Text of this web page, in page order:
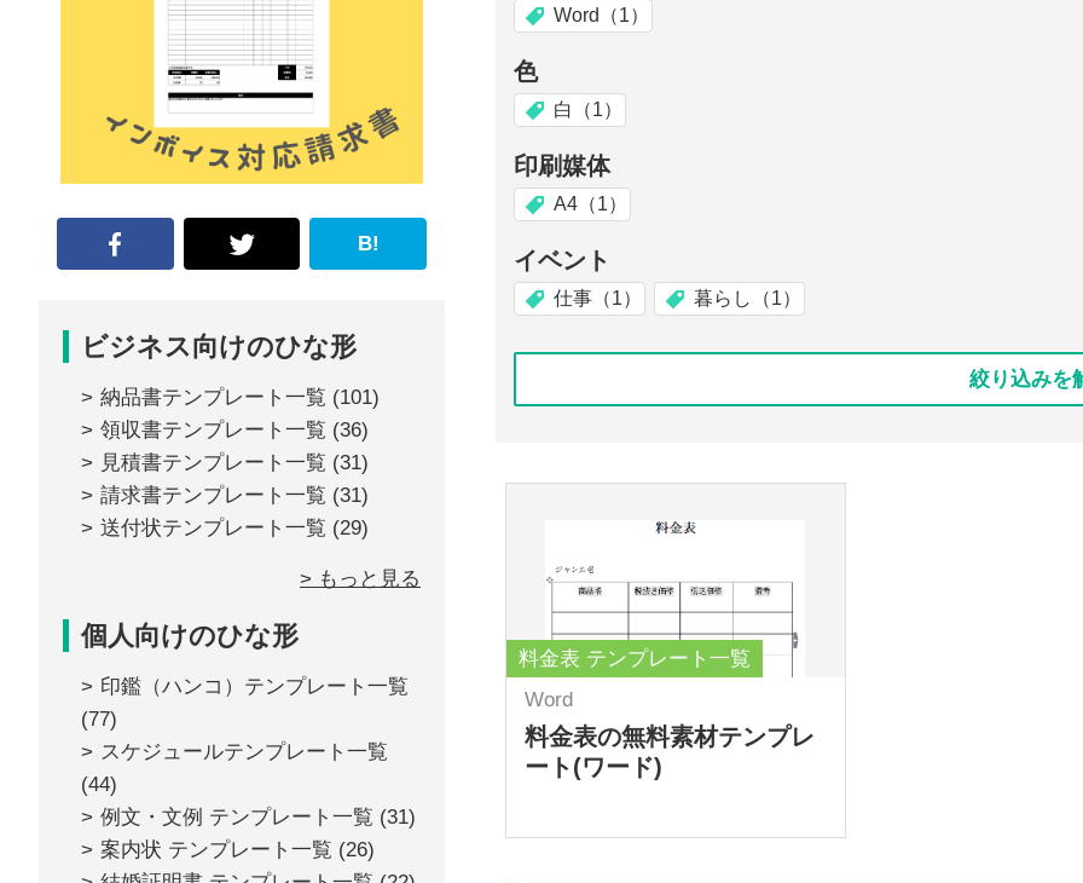
Word（1）
色
白（1）
印刷媒体
A4（1）
イベント
仕事（1） 暮らし（1）
絞り込みを
料金表 テンプレート一覧
Word
料金表の無料素材テンプレ
ート(ワード)
B!
ビジネス向けのひな形
納品書テンプレート一覧 (101)
領収書テンプレート一覧 (36)
見積書テンプレート一覧 (31)
請求書テンプレート一覧 (31)
送付状テンプレート一覧 (29)
> もっと見る
個人向けのひな形
印鑑（ハンコ）テンプレート一覧
(77)
スケジュールテンプレート一覧
(44)
例文・文例 テンプレート一覧 (31)
案内状 テンプレート一覧 (26)